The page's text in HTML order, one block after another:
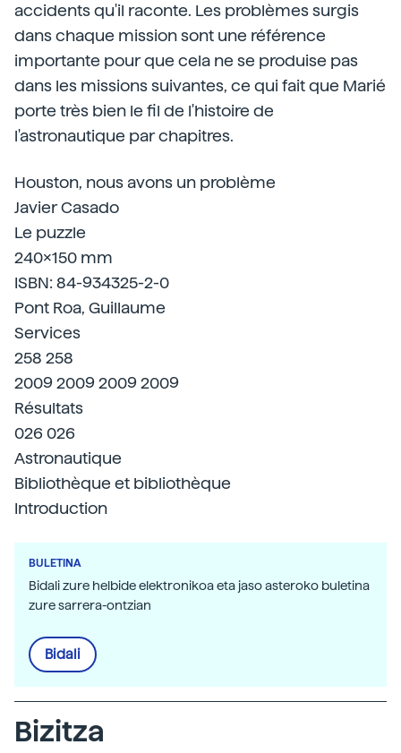
accidents qu'il raconte. Les problèmes surgis
dans chaque mission sont une référence
importante pour que cela ne se produise pas
dans les missions suivantes, ce qui fait que Marié
porte très bien le fil de l'histoire de
l'astronautique par chapitres.
Houston, nous avons un problème
Javier Casado
Le puzzle
240x150 mm
ISBN: 84-934325-2-0
Pont Roa, Guillaume
Services
258 258
2009 2009 2009 2009
Résultats
026 026
Astronautique
Bibliothèque et bibliothèque
Introduction
BULETINA
Bidali zure helbide elektronikoa eta jaso asteroko buletina
zure sarrera-ontzian
Bidali
Bizitza